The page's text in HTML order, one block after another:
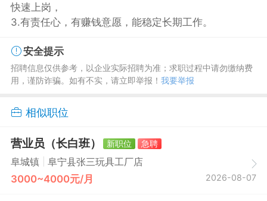
快速上岗，
3.有责任心，有赚钱意愿，能稳定长期工作。
安全提示
招聘信息仅供参考，以企业实际招聘为准；求职过程中请勿缴纳费
用，谨防诈骗。如有不实，请立即举报！ 我要举报
相似职位
营业员（长白班） 新职位
急聘
阜城镇
阜宁县张三玩具工厂店
3000~4000元/月 2026-08-07